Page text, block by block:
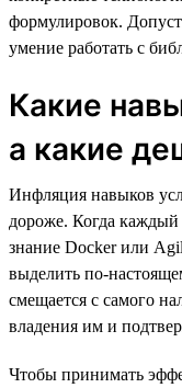
формулировок.
умение работать с
Какие
а какие
Инфляция навыков
дороже. Когда каждый
знание Docker или
выделить по-
смещается с самого
владения им и
Чтобы принимать